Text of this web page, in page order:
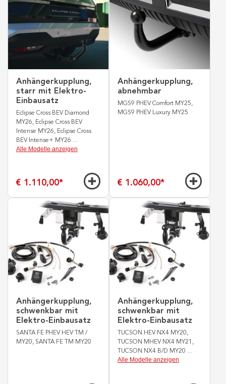
Anhängerkupplung,
starr mit Elektro-
Einbausatz
Eclipse Cross BEV Diamond
MY26, Eclipse Cross BEV
Intense MY26, Eclipse Cross
BEV Intense+ MY26 ...
Alle Modelle anzeigen
€ 1.110,00*
Anhängerkupplung,
abnehmbar
MGS9 PHEV Comfort MY25,
MGS9 PHEV Luxury MY25
€ 1.060,00*
Anhängerkupplung,
schwenkbar mit
Elektro-Einbausatz
SANTA FE PHEV HEV TM /
MY20, SANTA FE TM MY20
Anhängerkupplung,
schwenkbar mit
Elektro-Einbausatz
TUCSON HEV NX4 MY20,
TUCSON MHEV NX4 MY21,
TUCSON NX4 B/D MY20 ...
Alle Modelle anzeigen